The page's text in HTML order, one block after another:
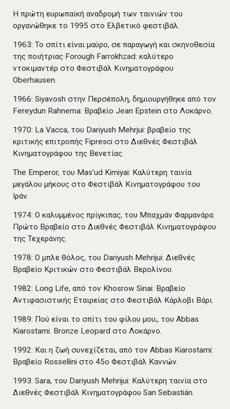
Η πρώτη ευρωπαϊκή αναδρομή των ταινιών του
οργανώθηκε το 1995 στο Ελβετικό φεστιβάλ.
1963: Το σπίτι είναι μαύρο, σε παραγωγή και σκηνοθεσία
της ποιήτριας Forough Farrokhzad: καλύτερο
ντοκιμαντέρ στο Φεστιβάλ Κινηματογράφου
Oberhausen.
1966: Siyavosh στην Περσέπολη, δημιουργήθηκε από τον
Fereydun Rahnema: Βραβείο Jean Epstein στο Λοκάρνο.
1970: La Vacca, του Dariyush Mehrjui: βραβείο της
κριτικής επιτροπής Fipresci στο Διεθνές Φεστιβάλ
Κινηματογράφου της Βενετίας.
The Emperor, του Mas’ud Kimiyai: Καλύτερη ταινία
μεγάλου μήκους στο Φεστιβάλ Κινηματογράφου του
Ιράν.
1974: Ο καλυμμένος πρίγκιπας, του Μπαχμάν Φαρμανάρα:
Πρώτο Βραβείο στο Διεθνές Φεστιβάλ Κινηματογράφου
της Τεχεράνης.
1978: Ο μπλε θόλος, του Dariyush Mehrijui: Διεθνές
Βραβείο Κριτικών στο Φεστιβάλ Βερολίνου.
1982: Long Life, από τον Khosrow Sinai: Βραβείο
Αντιφασιστικής Εταιρείας στο Φεστιβάλ Κάρλοβι Βάρι.
1989: Πού είναι το σπίτι του φίλου μου;, του Abbas
Kiarostami: Bronze Leopard στο Λοκάρνο.
1992: Και η ζωή συνεχίζεται, από τον Abbas Kiarostami:
Βραβείο Rossellini στο 45ο Φεστιβάλ Καννών.
1993: Sara, του Dariyush Mehrijui: Καλύτερη ταινία στο
Διεθνές Φεστιβάλ Κινηματογράφου San Sebastián.